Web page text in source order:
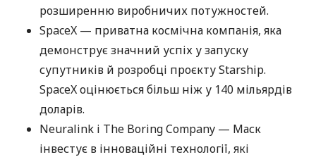
розширенню виробничих потужностей.
SpaceX — приватна космічна компанія, яка
демонструє значний успіх у запуску
супутників й розробці проєкту Starship.
SpaceX оцінюється більш ніж у 140 мільярдів
доларів.
Neuralink і The Boring Company — Маск
інвестує в інноваційні технології, які